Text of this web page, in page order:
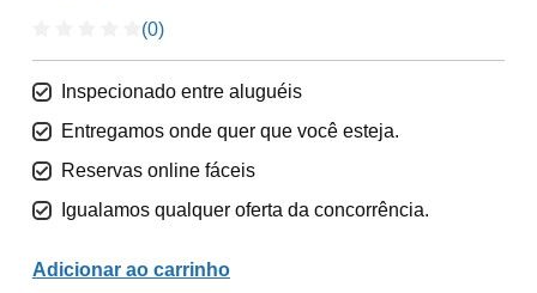
(0)
Inspecionado entre aluguéis
Entregamos onde quer que você esteja.
Reservas online fáceis
Igualamos qualquer oferta da concorrência.
Adicionar ao carrinho